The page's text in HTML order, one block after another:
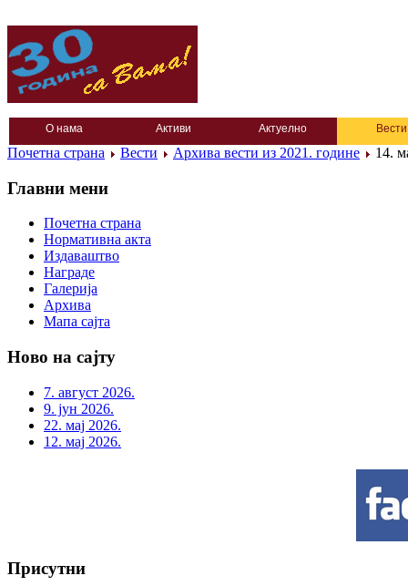
О нама Активи Актуелно Вести
Почетна страна Вести Архива вести из 2021. године 14.
Главни мени
Почетна страна
Нормативна акта
Издаваштво
Награде
Галерија
Архива
Мапа сајта
Ново на сајту
7. август 2026.
9. јун 2026.
22. мај 2026.
12. мај 2026.
Присутни